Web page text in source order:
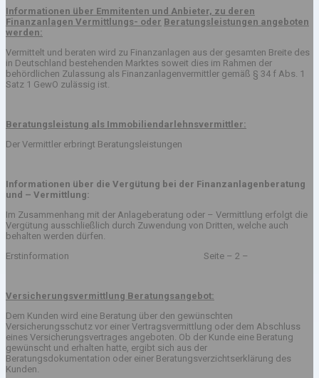
Informationen über Emmitenten und Anbieter, zu deren
Finanzanlagen Vermittlungs- oder Beratungsleistungen angeboten
werden:
Vermittelt und beraten wird zu Finanzanlagen aus der gesamten Breite des
in Deutschland bestehenden Marktes soweit dies im Rahmen der
behördlichen Zulassung als Finanzanlagenvermittler gemäß § 34 f Abs. 1
Satz 1 GewO zulässig ist.
Beratungsleistung als Immobiliendarlehnsvermittler:
Der Vermittler erbringt Beratungsleistungen
Informationen über die Vergütung bei der Finanzanlagenberatung
und – Vermittlung:
Im Zusammenhang mit der Anlageberatung oder – Vermittlung erfolgt die
Vergütung ausschließlich durch Zuwendung von Dritten, welche auch
behalten werden dürfen.
Erstinformation Seite – 2 –
Versicherungsvermittlung Beratungsangebot:
Dem Kunden wird eine Beratung über den gewünschten
Versicherungsschutz vor einer Vertragsvermittlung oder dem Abschluss
eines Versicherungsvertrages angeboten. Ob der Kunde eine Beratung
gewünscht und erhalten hatte, ergibt sich aus der
Beratungsdokumentation oder einer Beratungsverzichtserklärung des
Kunden.